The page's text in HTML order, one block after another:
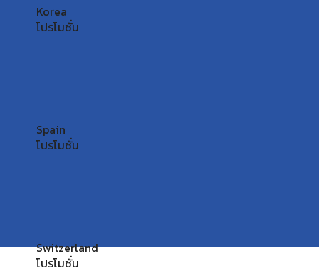
Korea
โปรโมชั่น
Spain
โปรโมชั่น
Switzerland
โปรโมชั่น